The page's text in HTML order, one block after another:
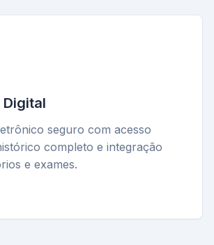
Digital
seguro com acesso
completo e integração
e exames.